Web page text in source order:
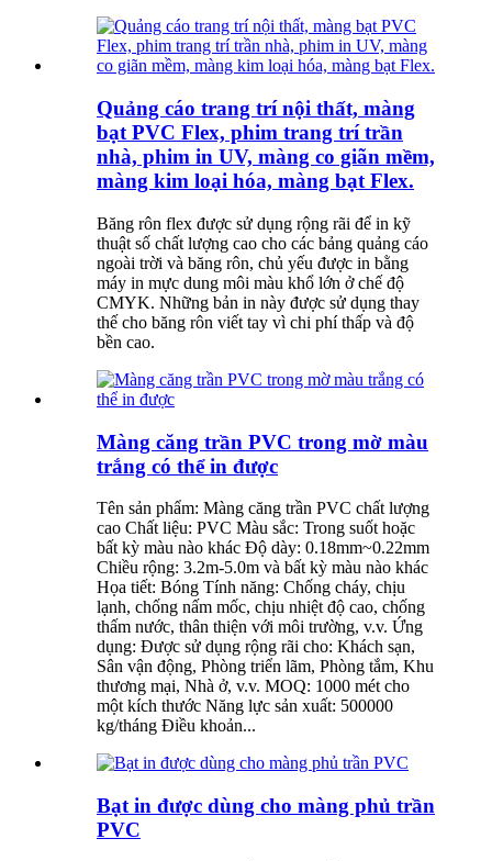
Quảng cáo trang trí nội thất, màng
bạt PVC Flex, phim trang trí trần
nhà, phim in UV, màng co giãn mềm,
màng kim loại hóa, màng bạt Flex.
Băng rôn flex được sử dụng rộng rãi để in kỹ
thuật số chất lượng cao cho các bảng quảng cáo
ngoài trời và băng rôn, chủ yếu được in bằng
máy in mực dung môi màu khổ lớn ở chế độ
CMYK. Những bản in này được sử dụng thay
thế cho băng rôn viết tay vì chi phí thấp và độ
bền cao.
Màng căng trần PVC trong mờ màu
trắng có thể in được
Tên sản phẩm: Màng căng trần PVC chất lượng
cao Chất liệu: PVC Màu sắc: Trong suốt hoặc
bất kỳ màu nào khác Độ dày: 0.18mm~0.22mm
Chiều rộng: 3.2m-5.0m và bất kỳ màu nào khác
Họa tiết: Bóng Tính năng: Chống cháy, chịu
lạnh, chống nấm mốc, chịu nhiệt độ cao, chống
thấm nước, thân thiện với môi trường, v.v. Ứng
dụng: Được sử dụng rộng rãi cho: Khách sạn,
Sân vận động, Phòng triển lãm, Phòng tắm, Khu
thương mại, Nhà ở, v.v. MOQ: 1000 mét cho
một kích thước Năng lực sản xuất: 500000
kg/tháng Điều khoản...
Bạt in được dùng cho màng phủ trần
PVC